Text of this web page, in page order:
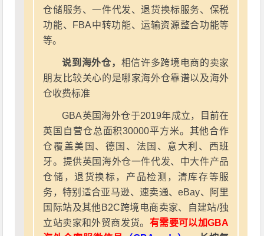
仓储服务、一件代发、退货换标服务、保税
功能、FBA中转功能、运输资源整合功能等
等。
说到海外仓， 相信许多跨境电商的卖家
朋友比较关心的是哪家海外仓靠谱以及海外
仓收费标准
GBA英国海外仓于2019年成立，目前在
英国自营仓总面积30000平方米。其他合作
仓覆盖美国、德国、法国、意大利、西班
牙。提供英国海外仓一件代发、中大件产品
仓储，退货换标，产品检测，清库存等服
务，特别适合亚马逊、速卖通、eBay、阿里
国际站及其他B2C跨境电商卖家、自建站/独
立站卖家和外贸商发货。 有需要可以加GBA